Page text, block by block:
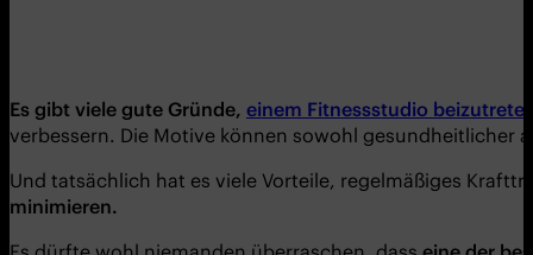
Es gibt viele gute Gründe, einem Fitnessstudio
verbessern. Die Motive können sowohl gesundheitlicher
Und tatsächlich hat es viele Vorteile, regelmäßiges
minimieren.